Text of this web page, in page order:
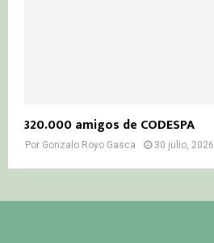
320.000 amigos de CODESPA
Por Gonzalo Royo Gasca 30 julio, 2026